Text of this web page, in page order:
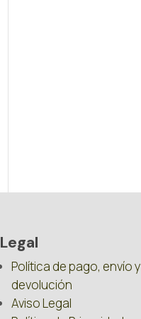
Legal
Política de pago, envío y
devolución
Aviso Legal